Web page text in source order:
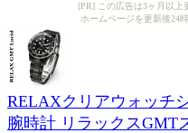
[PR] この広告は3ヶ月以上
ホームページを更新後24
RELAXクリアウォッチ
腕時計 リラックスGMT